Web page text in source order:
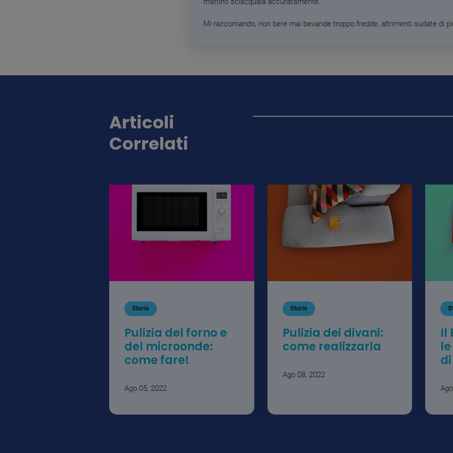
Mi raccomando, non bere mai bevande troppo fredde, altrimenti sudate di
Articoli
Correlati
Storie
Pulizia del forno e
del microonde:
come fare!
Ago 05, 2022
Storie
Pulizia dei divani:
come realizzarla
Ago 08, 2022
Il